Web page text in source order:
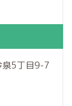
5丁目9-7